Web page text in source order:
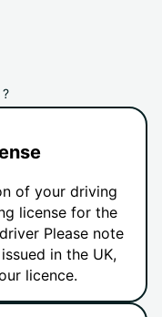
of your driving
license for the
Please note
in the UK,
licence.